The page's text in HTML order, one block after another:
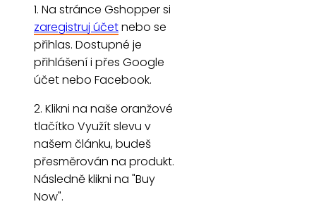
1. Na stránce Gshopper si
zaregistruj účetnebo se
přihlas. Dostupné je
přihlášení i přes Google
účet nebo Facebook.
2. Klikni na naše oranžové
tlačítko Využít slevu v
našem článku, budeš
přesměrován na produkt.
Následně klikni na "Buy
Now".